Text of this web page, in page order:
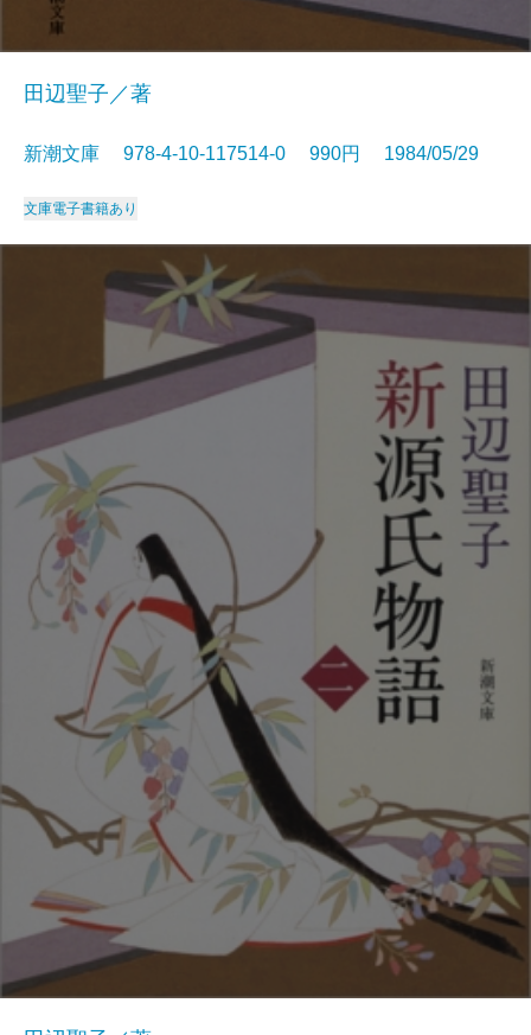
田辺聖子／著
新潮文庫 978-4-10-117514-0 990円 1984/05/29
文庫電子書籍あり